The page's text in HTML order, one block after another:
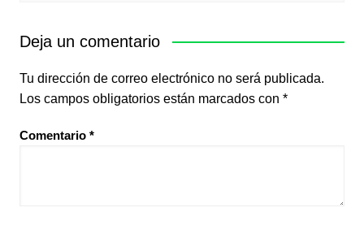
Deja un comentario
Tu dirección de correo electrónico no será publicada.
Los campos obligatorios están marcados con *
Comentario *